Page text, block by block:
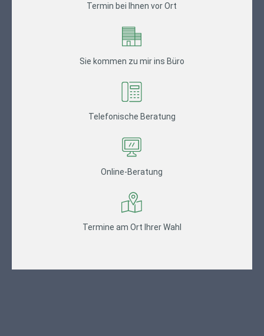
Termin bei Ihnen vor Ort
Sie kommen zu mir ins Büro
Telefonische Beratung
Online-Beratung
Termine am Ort Ihrer Wahl